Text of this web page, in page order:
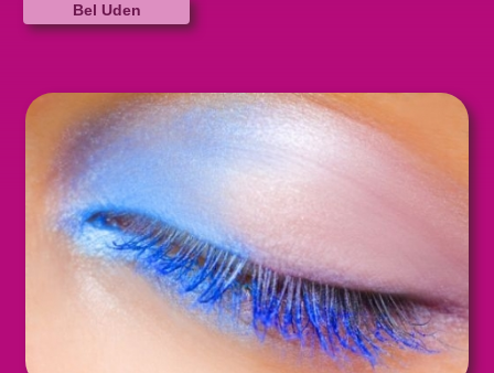
Bel Uden